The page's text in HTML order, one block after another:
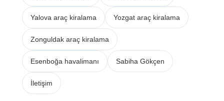
Yalova araç kiralama Yozgat araç kiralama
Zonguldak araç kiralama
Esenboğa havalimanı Sabiha Gökçen
İletişim